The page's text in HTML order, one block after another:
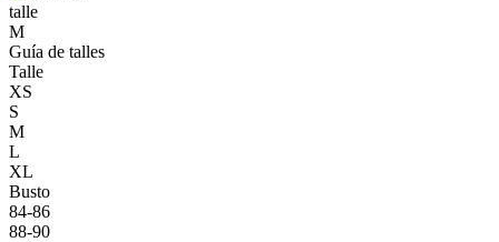
talle
M
Guía de talles
Talle
XS
S
M
L
XL
Busto
84-86
88-90